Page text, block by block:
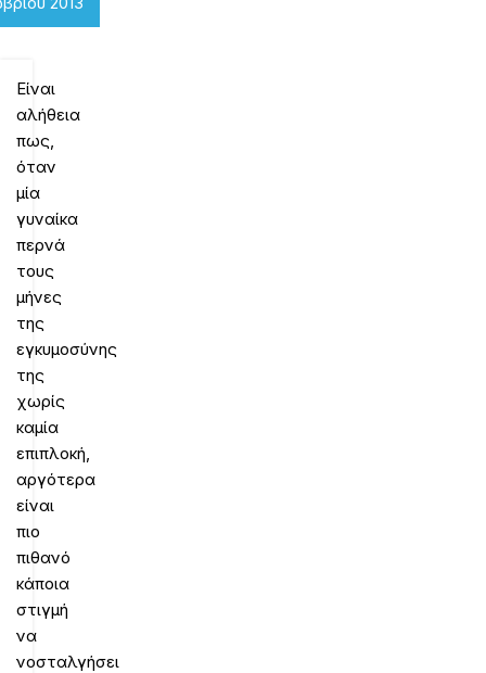
Είναι
αλήθεια
πως,
όταν
μία
γυναίκα
περνά
τους
μήνες
της
εγκυμοσύνης
της
χωρίς
καμία
επιπλοκή,
αργότερα
είναι
πιο
πιθανό
κάποια
στιγμή
να
νοσταλγήσει